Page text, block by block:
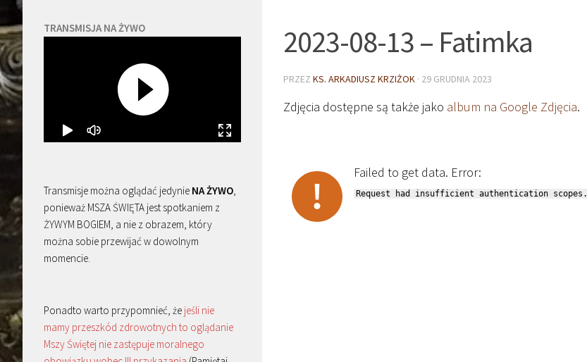
2023-08-13 – Fatimka
PRZEZ KS. ARKADIUSZ KRZIŻOK · 29 GRUDNIA 2023
Zdjęcia dostępne są także jako album na Google Zdjęcia.
Failed to get data. Error:
Request had insufficient authentication scopes.
TRANSMISJA NA ŻYWO
Transmisje można oglądać jedynie NA ŻYWO,
ponieważ MSZA ŚWIĘTA jest spotkaniem z
ŻYWYM BOGIEM, a nie z obrazem, który
można sobie przewijać w dowolnym
momencie.
Ponadto warto przypomnieć, że jeśli nie
mamy przeszkód zdrowotnych to oglądanie
Mszy Świętej nie zastępuje moralnego